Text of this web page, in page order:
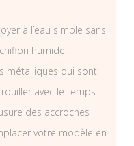
à l’eau simple sans
humide.
métalliques qui sont
avec le temps.
des accroches
votre modèle en